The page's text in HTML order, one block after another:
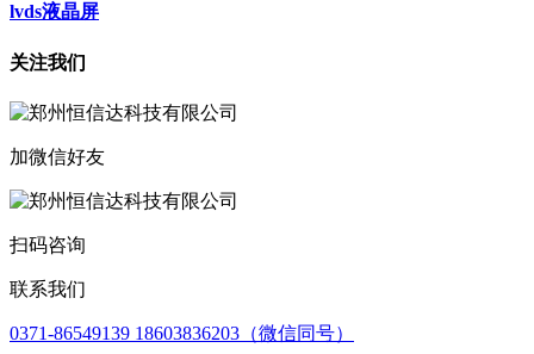
lvds液晶屏
关注我们
加微信好友
扫码咨询
联系我们
0371-86549139 18603836203（微信同号）